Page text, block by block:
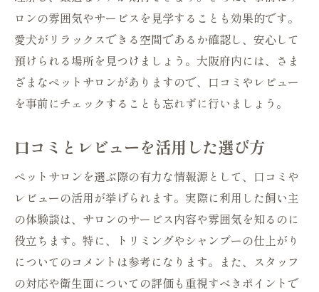
皮膚トラブルを防ぐケア方法
トリミング時に気をつけたいポイント
大阪府で評判のペットサロン信頼できるサービ
ス選びのコツ
口コミでわかる評判の良いサロン
サービスの質を見極めるチェックポイント
安心して任せられるサロンの特徴
顧客満足度の高いサービスとは
地元で愛されるサロンの魅力
ペットサロンギャラリーでの体験レビュー大阪
の人気サロンを探索
ロンの雰囲気やサービスを見学することも効果的です。
愛犬がリラックスできる空間であるか確認し、安心して
預けられる場所を見つけましょう。大阪府内には、さま
ざまなペットサロンがありますので、口コミやレビュー
を事前にチェックすることも忘れずに行いましょう。
口コミとレビューを活用した選び方
ペットサロンを選ぶ際の有力な情報源として、口コミや
レビューの活用が挙げられます。実際に利用した飼い主
の体験談は、サロンのサービス内容や雰囲気を知るのに
役立ちます。特に、トリミングやシャンプーの仕上がり
についてのコメントは参考になります。また、スタッフ
の対応や衛生面についての評価も重視すべきポイントで